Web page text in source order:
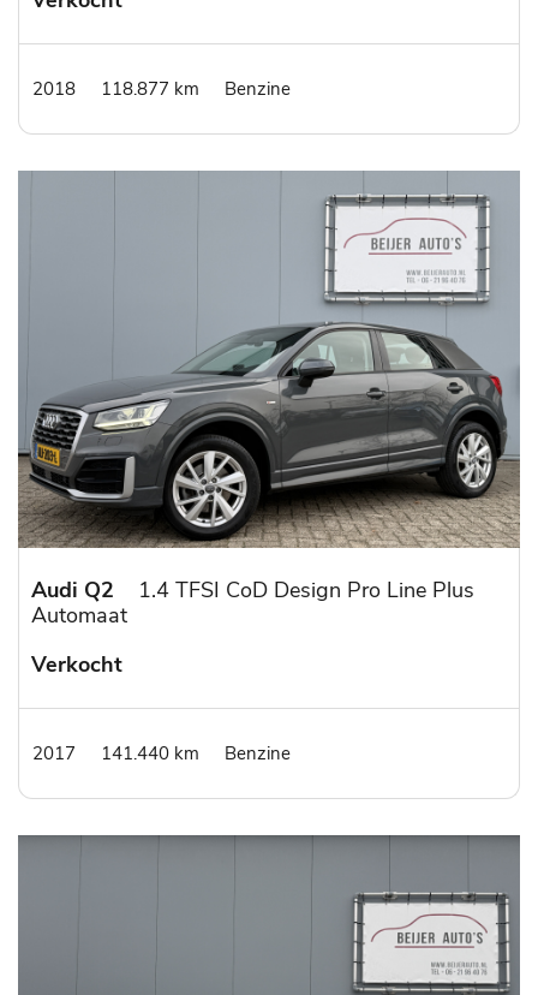
2018 118.877 km Benzine
Audi Q2
1.4 TFSI CoD Design Pro Line Plus
Automaat
Verkocht
2017 141.440 km Benzine